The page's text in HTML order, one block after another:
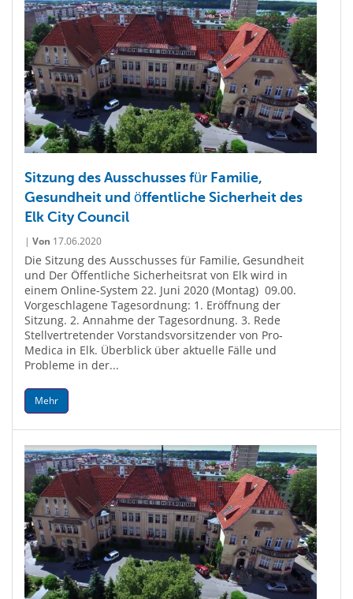
Sitzung des Ausschusses für Familie,
Gesundheit und öffentliche Sicherheit des
Elk City Council
| Von 17.06.2020
Die Sitzung des Ausschusses für Familie, Gesundheit
und Der Öffentliche Sicherheitsrat von Elk wird in
einem Online-System 22. Juni 2020 (Montag) 09.00.
Vorgeschlagene Tagesordnung: 1. Eröffnung der
Sitzung. 2. Annahme der Tagesordnung. 3. Rede
Stellvertretender Vorstandsvorsitzender von Pro-
Medica in Elk. Überblick über aktuelle Fälle und
Probleme in der...
Mehr